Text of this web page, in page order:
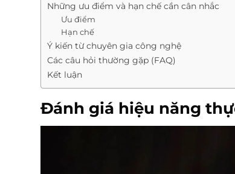
Những ưu điểm và hạn chế cần cân nhắc
Ưu điểm
Hạn chế
Ý kiến từ chuyên gia công nghệ
Các câu hỏi thường gặp (FAQ)
Kết luận
Đánh giá hiệu năng